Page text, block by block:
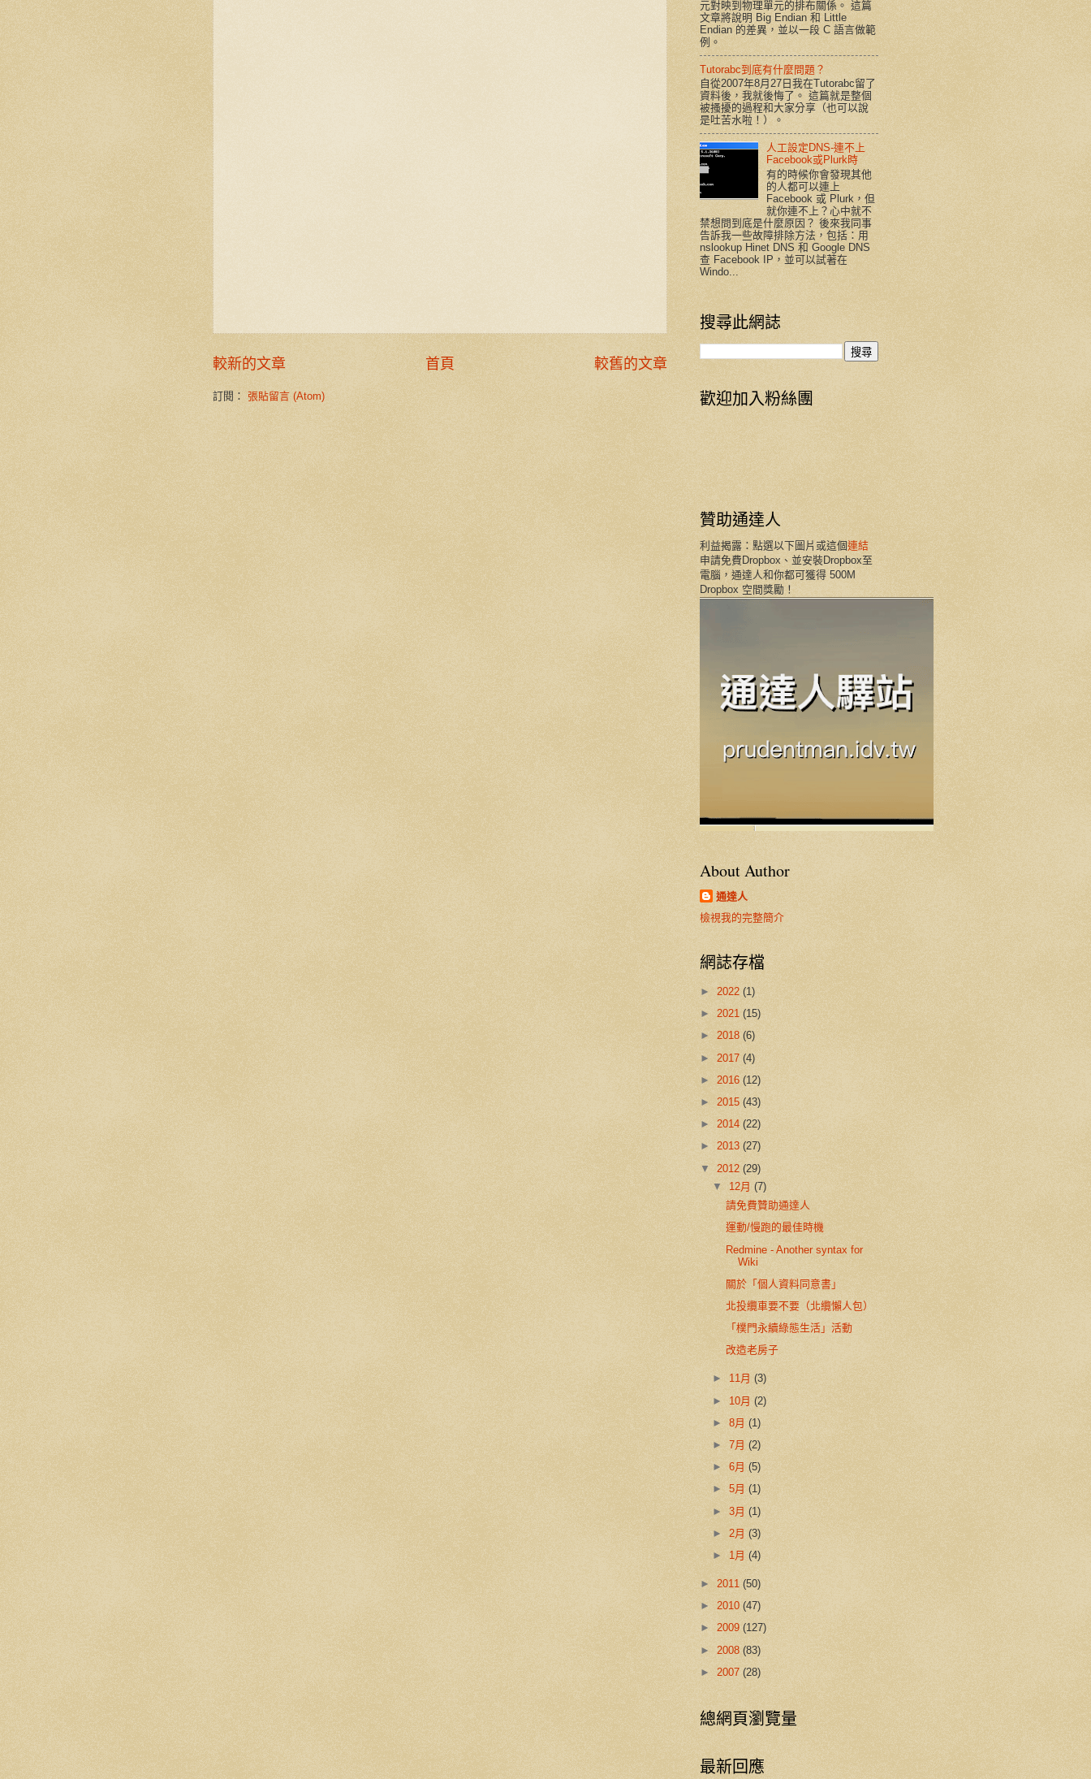
較新的文章 較舊的文章
首頁
訂閱： 張貼留言 (Atom)
元對映到物理單元的排布關係。 這篇
文章將說明 Big Endian 和 Little
Endian 的差異，並以一段 C 語言做範
例。
Tutorabc到底有什麼問題？
自從2007年8月27日我在Tutorabc留了
資料後，我就後悔了。 這篇就是整個
被搔擾的過程和大家分享（也可以說
是吐苦水啦！）。
人工設定DNS-連不上
Facebook或Plurk時
有的時候你會發現其他
的人都可以連上
Facebook 或 Plurk，但
就你連不上？心中就不
禁想問到底是什麼原因？ 後來我同事
告訴我一些故障排除方法，包括：用
nslookup Hinet DNS 和 Google DNS
查 Facebook IP，並可以試著在
Windo...
搜尋此網誌
歡迎加入粉絲團
贊助通達人
利益揭露：點選以下圖片或這個連結
申請免費Dropbox、並安裝Dropbox至
電腦，通達人和你都可獲得 500M
Dropbox 空間獎勵！
About Author
通達人
檢視我的完整簡介
網誌存檔
► 2022 (1)
► 2021 (15)
► 2018 (6)
► 2017 (4)
► 2016 (12)
► 2015 (43)
► 2014 (22)
► 2013 (27)
▼ 2012 (29)
▼ 12月(7)
請免費贊助通達人
運動/慢跑的最佳時機
Redmine - Another syntax for
Wiki
關於「個人資料同意書」
北投纜車要不要（北纜懶人包）
「樸門永續綠態生活」活動
改造老房子
► 11月(3)
► 10月(2)
►8月(1)
►7月(2)
►6月(5)
►5月(1)
►3月(1)
►2月(3)
► 1月(4)
► 2011 (50)
► 2010 (47)
► 2009 (127)
► 2008 (83)
► 2007 (28)
總網頁瀏覽量
最新回應